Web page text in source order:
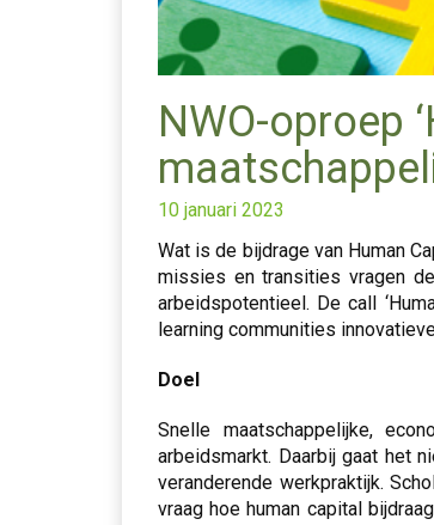
NWO-oproep
10 januari 2023
Wat is de bijdrage van Human
missies en transities vragen
arbeidspotentieel. De call
learning communities
Doel
Snelle maatschappelijke,
arbeidsmarkt. Daarbij gaat het
veranderende werkpraktijk.
vraag hoe human capital